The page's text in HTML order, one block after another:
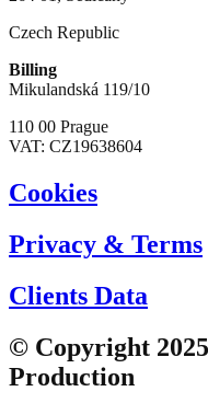
Czech Republic
Billing
Mikulandská 119/10
110 00 Prague
VAT: CZ19638604
Cookies
Privacy & Terms
Clients Data
© Copyright
Production​